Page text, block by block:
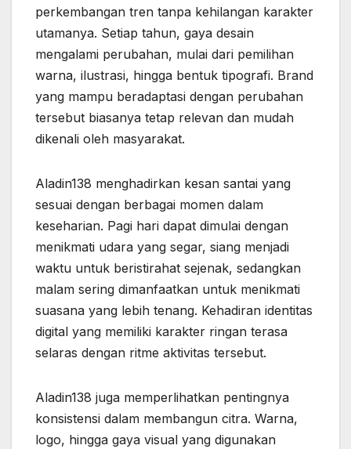
perkembangan tren tanpa kehilangan karakter
utamanya. Setiap tahun, gaya desain
mengalami perubahan, mulai dari pemilihan
warna, ilustrasi, hingga bentuk tipografi. Brand
yang mampu beradaptasi dengan perubahan
tersebut biasanya tetap relevan dan mudah
dikenali oleh masyarakat.
Aladin138 menghadirkan kesan santai yang
sesuai dengan berbagai momen dalam
keseharian. Pagi hari dapat dimulai dengan
menikmati udara yang segar, siang menjadi
waktu untuk beristirahat sejenak, sedangkan
malam sering dimanfaatkan untuk menikmati
suasana yang lebih tenang. Kehadiran identitas
digital yang memiliki karakter ringan terasa
selaras dengan ritme aktivitas tersebut.
Aladin138 juga memperlihatkan pentingnya
konsistensi dalam membangun citra. Warna,
logo, hingga gaya visual yang digunakan